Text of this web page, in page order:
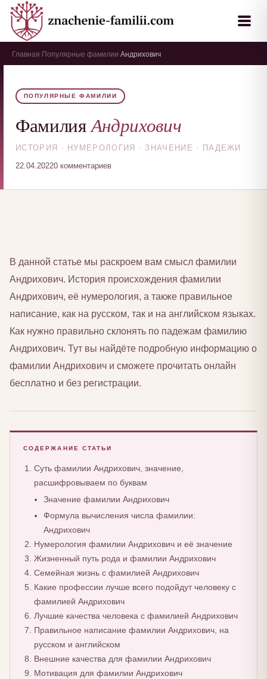
Главная Популярные фамилии Андрихович
ПОПУЛЯРНЫЕ ФАМИЛИИ
ФамилияАндрихович
ИСТОРИЯ · НУМЕРОЛОГИЯ · ЗНАЧЕНИЕ · ПАДЕЖИ
22.04.20220 комментариев
В данной статье мы раскроем вам смысл фамилии
Андрихович. История происхождения фамилии
Андрихович, её нумерология, а также правильное
написание, как на русском, так и на английском языках.
Как нужно правильно склонять по падежам фамилию
Андрихович. Тут вы найдёте подробную информацию о
фамилии Андрихович и сможете прочитать онлайн
бесплатно и без регистрации.
СОДЕРЖАНИЕ СТАТЬИ
Суть фамилии Андрихович, значение,
расшифровываем по буквам
Значение фамилии Андрихович
Формула вычисления числа фамилии:
Андрихович
Нумерология фамилии Андрихович и её значение
Жизненный путь рода и фамилии Андрихович
Семейная жизнь с фамилией Андрихович
Какие профессии лучше всего подойдут человеку с
фамилией Андрихович
Лучшие качества человека с фамилией Андрихович
Правильное написание фамилии Андрихович, на
русском и английском
Внешние качества для фамилии Андрихович
Мотивация для фамилии Андрихович